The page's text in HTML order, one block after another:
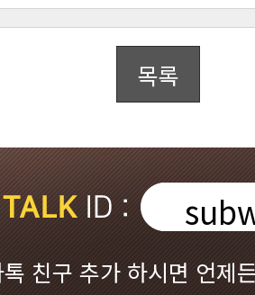
목록
친구 추가 하시면 언제